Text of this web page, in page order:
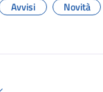
Avvisi Novità